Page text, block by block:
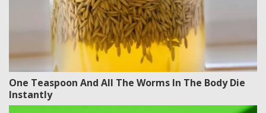
One Teaspoon And All The Worms In The Body Die
Instantly